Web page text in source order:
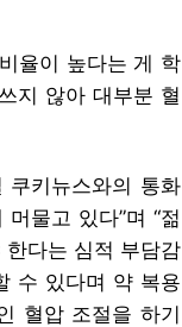
율이 높다는 게 학
지 않아 대부분 혈
쿠키뉴스와의 통화
물고 있다”며 “젊
다는 심적 부담감
수 있다며 약 복용
혈압 조절을 하기